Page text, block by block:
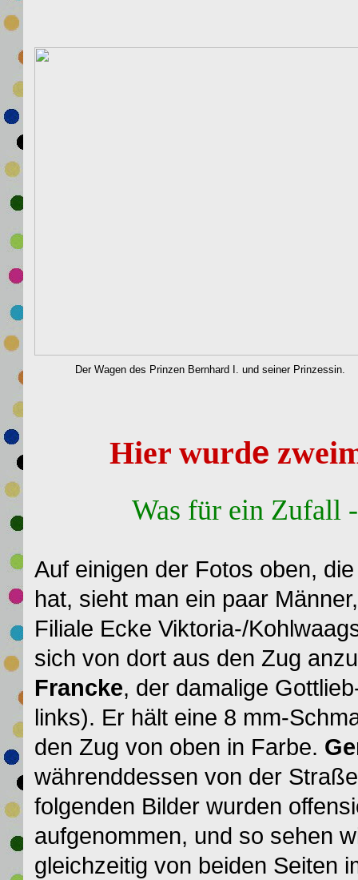
Der Wagen des Prinzen Bernhard I. und seiner Prinzessin.
Hier wurde
Was für ein Zufall
Auf einigen der Fotos oben,
hat, sieht man ein paar
Filiale Ecke Viktoria-/
sich von dort aus den Zug
Francke, der damalige
links). Er hält eine 8 mm-
den Zug von oben in Farbe.
währenddessen von der
folgenden Bilder wurden
aufgenommen, und so sehen
gleichzeitig von beiden Seiten